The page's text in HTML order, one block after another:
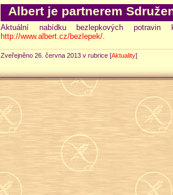
Albert je partnerem
Aktuální nabídku bezlepkových
http://www.albert.cz/bezlepek/
Zveřejněno 26. června 2013 v rubrice [Aktuality]